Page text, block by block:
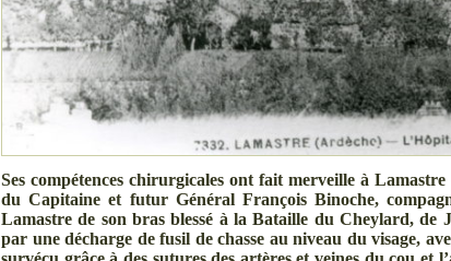
Ses compétences chirurgicales ont fait merveille à
du Capitaine et futur Général François Binoche,
Lamastre de son bras blessé à la Bataille du Cheylard, de
par une décharge de fusil de chasse au niveau du visage,